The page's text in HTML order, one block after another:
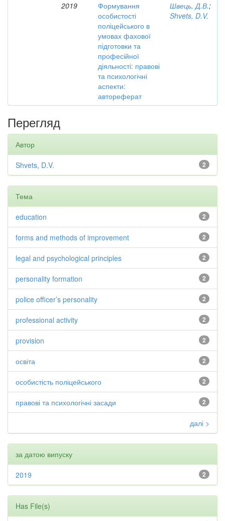
2019
Формування
особистості
поліцейського в
умовах фахової
підготовки та
професійної
діяльності: правові
та психологічні
аспекти:
автореферат
Швець, Д.В.;
Shvets, D.V.
Перегляд
Автор
2
Shvets, D.V.
Тема
2
education
2
forms and methods of improvement
2
legal and psychological principles
2
personality formation
2
police officer’s personality
2
professional activity
2
provision
2
освіта
2
особистість поліцейського
2
правові та психологічні засади
далі >
за датою випуску
2
2019
Has File(s)